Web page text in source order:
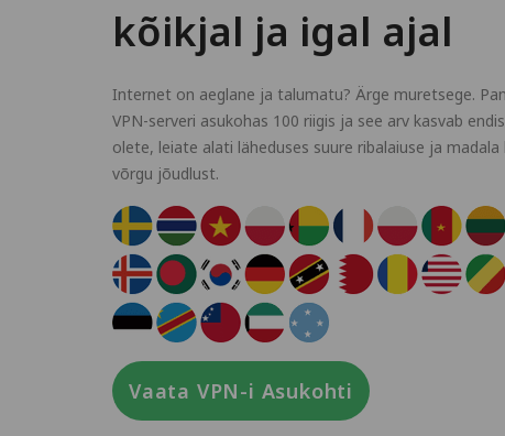
kõikjal ja igal ajal
Internet on aeglane ja talumatu? Ärge muretsege.
VPN-serveri asukohas 100 riigis ja see arv kasvab
olete, leiate alati läheduses suure ribalaiuse ja
võrgu jõudlust.
Vaata VPN-i Asukohti